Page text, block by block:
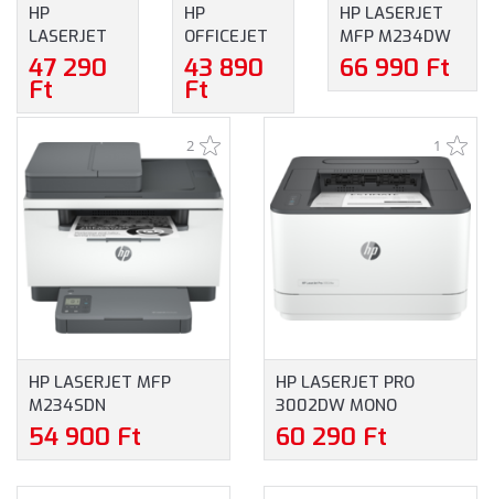
HP
LASERJET
M110W
LÉZER
NYOMTATÓ
47 290
Ft
HP
OFFICEJET
PRO 8132E
ALL-IN-ONE
NYOMTATÓ
43 890
Ft
HP LASERJET
MFP M234DW
MULTIFUNKCIÓS
LÉZER INSTANT
(6GW99F)
66 990 Ft
2
HP LASERJET MFP
M234SDN
MULTIFUNKCIÓS LÉZER
INSTANT INK READY
54 900 Ft
1
HP LASERJET PRO
3002DW MONO
LÉZERNYOMTATÓ
(3G652F)
60 290 Ft